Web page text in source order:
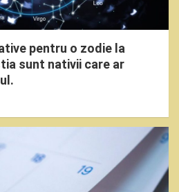
pentru o zodie la
sunt nativii care ar